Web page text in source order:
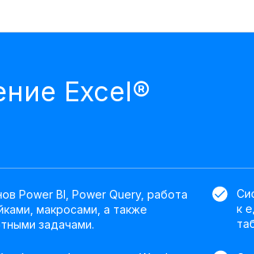
Excel®
к
Power BI, Power Query, работа
макросами, а также
задачами.